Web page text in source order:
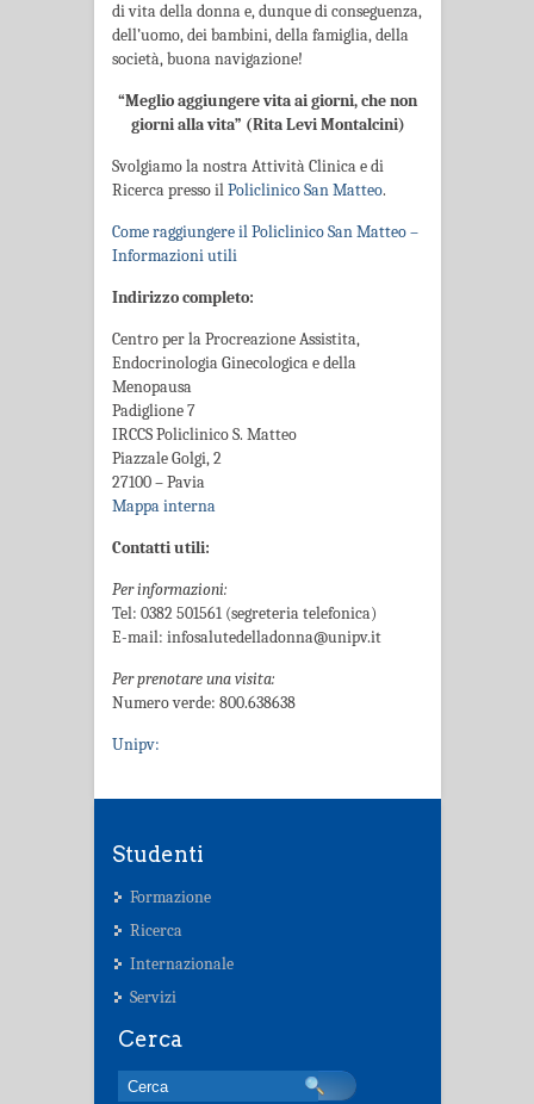
di vita della donna e, dunque di conseguenza,
dell’uomo, dei bambini, della famiglia, della
società, buona navigazione!
“Meglio aggiungere vita ai giorni, che non
giorni alla vita” (Rita Levi Montalcini)
Svolgiamo la nostra Attività Clinica e di
Ricerca presso ilPoliclinico San Matteo.
Come raggiungere il Policlinico San Matteo –
Informazioni utili
Indirizzo completo:
Centro per la Procreazione Assistita,
Endocrinologia Ginecologica e della
Menopausa
Padiglione 7
IRCCS Policlinico S. Matteo
Piazzale Golgi, 2
27100 – Pavia
Mappa interna
Contatti utili:
Per informazioni:
Tel: 0382 501561 (segreteria telefonica)
E-mail: infosalutedelladonna@unipv.it
Per prenotare una visita:
Numero verde: 800.638638
Unipv:
Studenti
Formazione
Ricerca
Internazionale
Servizi
Cerca